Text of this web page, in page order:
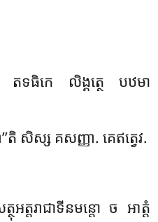
ទធិកេ លិង្គត្ថេ បឋមា
តិ សិស្ស គសញ្ញា. គេឥត្វេវ.
ត្តរាជាទីនមន្តោ ច អាត្តំ